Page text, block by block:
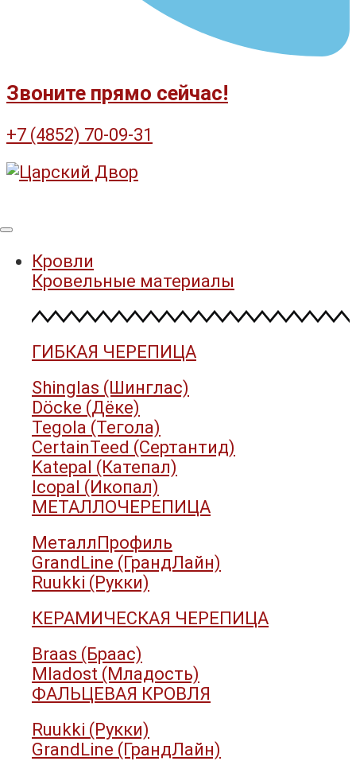
Звоните прямо сейчас!
+7 (4852) 70-09-31
Кровли
Кровельные материалы
ГИБКАЯ ЧЕРЕПИЦА
Shinglas (Шинглас)
Döcke (Дёке)
Tegola (Тегола)
CertainTeed (Сертантид)
Katepal (Катепал)
Icopal (Икопал)
МЕТАЛЛОЧЕРЕПИЦА
МеталлПрофиль
GrandLine (ГрандЛайн)
Ruukki (Рукки)
КЕРАМИЧЕСКАЯ ЧЕРЕПИЦА
Braas (Браас)
Mladost (Младость)
ФАЛЬЦЕВАЯ КРОВЛЯ
Ruukki (Рукки)
GrandLine (ГрандЛайн)